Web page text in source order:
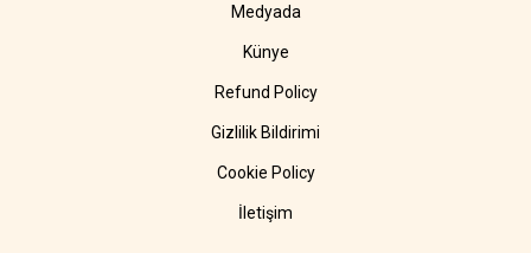
Medyada
Künye
Refund Policy
Gizlilik Bildirimi
Cookie Policy
İletişim